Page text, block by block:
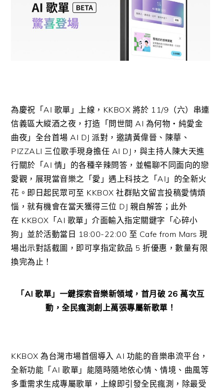
為慶祝「AI 歌單」上線， KKBOX 將於 11/9 （六）串連
信義區大縱酒之夜，打造「問世間 AI 為何物・純愛金
曲夜」全台首場 AI DJ派對，邀請黃偉晉、陳華、
PIZZALI 三位歌手現身擔任 AI DJ ，與主持人陳大天進
行關於「AI 情」的各種辛辣問答，並暢聊不同面向的戀
愛觀，展現當音樂之「愛」遇上科技之「AI 」的全新火
花。即日起民眾可至 KKBOX社群貼文留言投稿愛情煩
惱，就有機會在當天獲得三位 DJ 親自解答；此外
在 KKBOX 「AI 歌單」介面輸入指定關鍵字「心碎小
狗」 並於活動當日 18:00-22:00 至 Cafe from Mars 現
場出示對話截圖，即可享指定飲品 5折優惠，數量有限
換完為止！
「AI歌單」一鍵探索音樂新領域，首月破 26 萬次互
動，全民瘋測創上萬張專屬新歌單！
KKBOX為台灣市場首個導入 AI 功能的音樂串流平台，
全新功能「AI歌單」能隨時隨地依心情、情境、曲風等
多重需求生成專屬歌單，上線即引發全民瘋測，除最受